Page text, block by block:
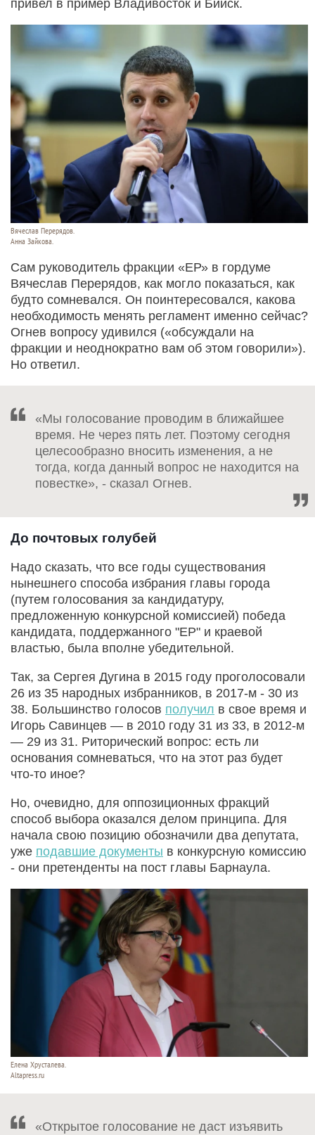
привел в пример Владивосток и Бийск.
Вячеслав Перерядов.
Анна Зайкова.
Сам руководитель фракции «ЕР» в гордуме
Вячеслав Перерядов, как могло показаться, как
будто сомневался. Он поинтересовался, какова
необходимость менять регламент именно сейчас?
Огнев вопросу удивился («обсуждали на
фракции и неоднократно вам об этом говорили»).
Но ответил.
«Мы голосование проводим в ближайшее
время. Не через пять лет. Поэтому сегодня
целесообразно вносить изменения, а не
тогда, когда данный вопрос не находится на
повестке», - сказал Огнев.
До почтовых голубей
Надо сказать, что все годы существования
нынешнего способа избрания главы города
(путем голосования за кандидатуру,
предложенную конкурсной комиссией) победа
кандидата, поддержанного "ЕР" и краевой
властью, была вполне убедительной.
Так, за Сергея Дугина в 2015 году проголосовали
26 из 35 народных избранников, в 2017-м - 30 из
38. Большинство голосов получил в свое время и
Игорь Савинцев — в 2010 году 31 из 33, в 2012-м
— 29 из 31. Риторический вопрос: есть ли
основания сомневаться, что на этот раз будет
что-то иное?
Но, очевидно, для оппозиционных фракций
способ выбора оказался делом принципа. Для
начала свою позицию обозначили два депутата,
уже подавшие документы в конкурсную комиссию
- они претенденты на пост главы Барнаула.
Елена Хрусталева.
Altapress.ru
«Открытое голосование не даст изъявить